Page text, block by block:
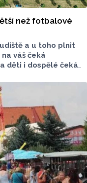
než fotbalové
a u toho plnit
váš čeká
děti i dospělé čeká
hlavně spoustu
větší než fotbalové